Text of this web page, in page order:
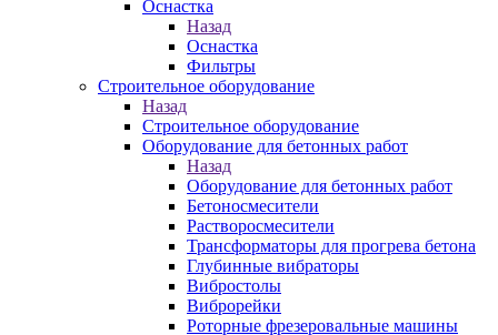
Оснастка
Назад
Оснастка
Фильтры
Строительное оборудование
Назад
Строительное оборудование
Оборудование для бетонных работ
Назад
Оборудование для бетонных работ
Бетоносмесители
Растворосмесители
Трансформаторы для прогрева бетона
Глубинные вибраторы
Вибростолы
Виброрейки
Роторные фрезеровальные машины